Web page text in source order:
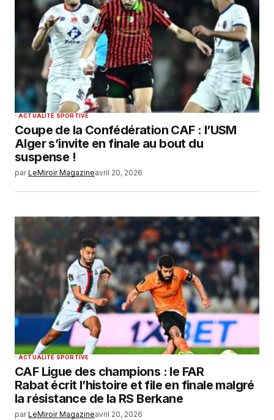
ACTUALITÉ SPORTIVE
Coupe de la Confédération CAF : l’USM
Alger s’invite en finale au bout du
suspense !
par LeMiroir Magazineavril 20, 2026
ACTUALITÉ SPORTIVE
CAF Ligue des champions : le FAR
Rabat écrit l’histoire et file en finale malgré
la résistance de la RS Berkane
par LeMiroir Magazineavril 20, 2026